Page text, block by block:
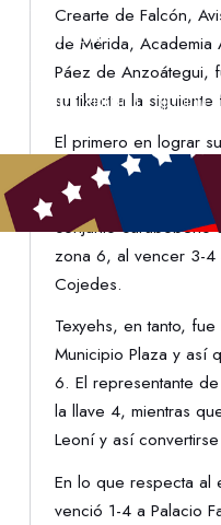
DENUNCIAS
PROTECCIÓN DE LA INFANCIA
Crearte de Falcón,
de Mérida, Academia
Páez de Anzoátegui,
su tikect a la
El primero en lograr
equipo larense tras
duelo perteneciente
conjunto carabobeño
zona 6, al vencer 3-4
Cojedes.
Texyehs, en tanto,
Municipio Plaza y así
6. El representante
la llave 4, mientras
Leoní y así
En lo que respecta al
venció 1-4 a Palacio